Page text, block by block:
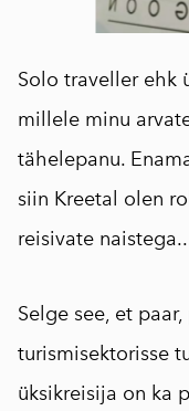
Solo traveller ehk
millele minu
tähelepanu.
siin Kreetal olen
reisivate
Selge see, et
turismisektorisse
üksikreisija on ka